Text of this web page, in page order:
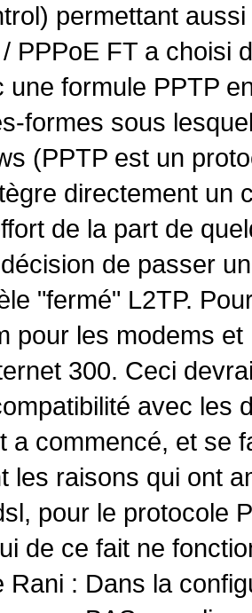
permettant
PPPoE FT a choisi
une formule PPTP
formes sous
(PPTP est un
directement un
de la part de
de passer
"fermé" L2TP.
pour les modems
300. Ceci
avec les
a commencé, et se
les raisons qui ont
pour le protocole
de ce fait ne
Rani : Dans la